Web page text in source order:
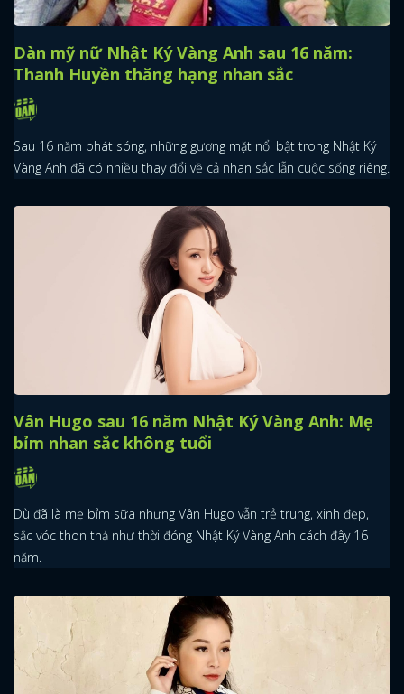
Dàn mỹ nữ Nhật Ký Vàng Anh sau 16 năm:
Thanh Huyền thăng hạng nhan sắc
Sau 16 năm phát sóng, những gương mặt nổi bật trong Nhật Ký
Vàng Anh đã có nhiều thay đổi về cả nhan sắc lẫn cuộc sống riêng.
Vân Hugo sau 16 năm Nhật Ký Vàng Anh: Mẹ
bỉm nhan sắc không tuổi
Dù đã là mẹ bỉm sữa nhưng Vân Hugo vẫn trẻ trung, xinh đẹp,
sắc vóc thon thả như thời đóng Nhật Ký Vàng Anh cách đây 16
năm.